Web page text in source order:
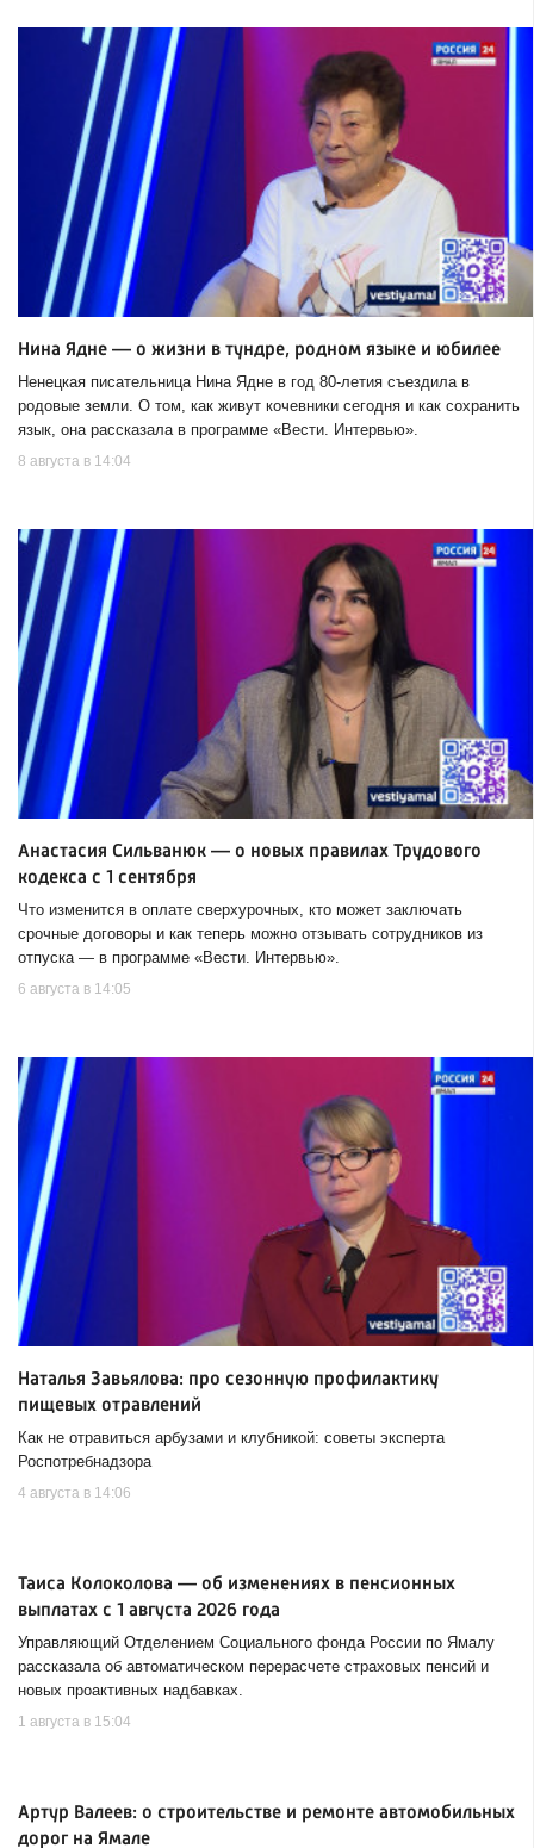
Нина Ядне — о жизни в тундре, родном языке и юбилее
Ненецкая писательница Нина Ядне в год 80-летия съездила в
родовые земли. О том, как живут кочевники сегодня и как сохранить
язык, она рассказала в программе «Вести. Интервью».
8 августа в 14:04
Анастасия Сильванюк — о новых правилах Трудового
кодекса с 1 сентября
Что изменится в оплате сверхурочных, кто может заключать
срочные договоры и как теперь можно отзывать сотрудников из
отпуска — в программе «Вести. Интервью».
6 августа в 14:05
Наталья Завьялова: про сезонную профилактику
пищевых отравлений
Как не отравиться арбузами и клубникой: советы эксперта
Роспотребнадзора
4 августа в 14:06
Таиса Колоколова — об изменениях в пенсионных
выплатах с 1 августа 2026 года
Управляющий Отделением Социального фонда России по Ямалу
рассказала об автоматическом перерасчете страховых пенсий и
новых проактивных надбавках.
1 августа в 15:04
Артур Валеев: о строительстве и ремонте автомобильных
дорог на Ямале